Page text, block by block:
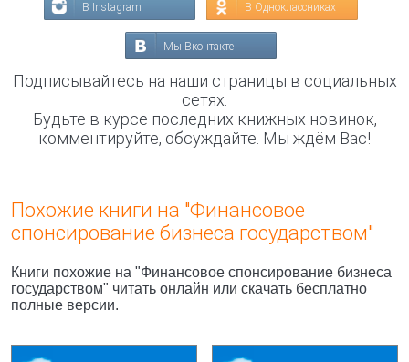
В Instagram В Одноклассниках
Мы Вконтакте
Подписывайтесь на наши страницы в социальных
сетях.
Будьте в курсе последних книжных новинок,
комментируйте, обсуждайте. Мы ждём Вас!
Похожие книги на "Финансовое
спонсирование бизнеса государством"
Книги похожие на "Финансовое спонсирование бизнеса
государством" читать онлайн или скачать бесплатно
полные версии.